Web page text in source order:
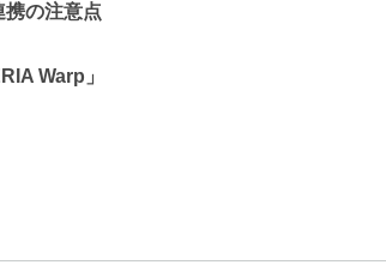
の注意点
Warp」